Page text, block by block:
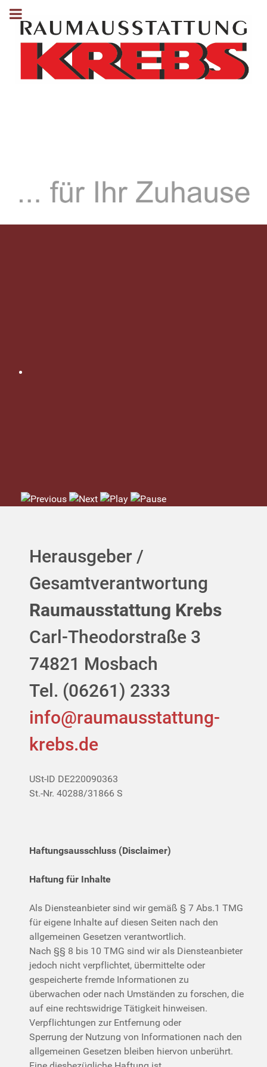
Herausgeber /
Gesamtverantwortung
Raumausstattung Krebs
Carl-Theodorstraße 3
74821 Mosbach
Tel. (06261) 2333
info@raumausstattung-
krebs.de
USt-ID DE220090363
St.-Nr. 40288/31866 S
Haftungsausschluss (Disclaimer)
Haftung für Inhalte
Als Diensteanbieter sind wir gemäß § 7 Abs.1 TMG
für eigene Inhalte auf diesen Seiten nach den
allgemeinen Gesetzen verantwortlich.
Nach §§ 8 bis 10 TMG sind wir als Diensteanbieter
jedoch nicht verpflichtet, übermittelte oder
gespeicherte fremde Informationen zu
überwachen oder nach Umständen zu forschen, die
auf eine rechtswidrige Tätigkeit hinweisen.
Verpflichtungen zur Entfernung oder
Sperrung der Nutzung von Informationen nach den
allgemeinen Gesetzen bleiben hiervon unberührt.